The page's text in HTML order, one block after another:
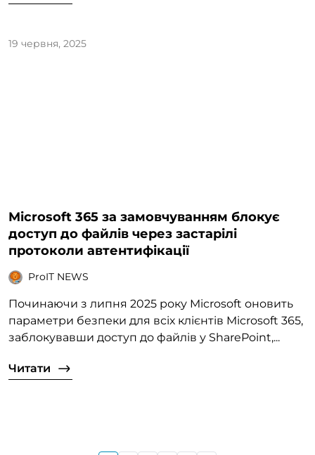
19 червня, 2025
Microsoft 365 за замовчуванням блокує
доступ до файлів через застарілі
протоколи автентифікації
ProIT NEWS
Починаючи з липня 2025 року Microsoft оновить
параметри безпеки для всіх клієнтів Microsoft 365,
заблокувавши доступ до файлів у SharePoint,...
Читати